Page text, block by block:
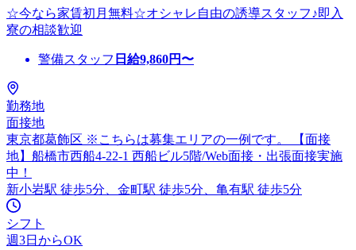
☆今なら家賃初月無料☆オシャレ自由の誘導スタッフ♪即入
寮の相談歓迎
警備スタッフ 日給9,860円〜
勤務地
面接地
東京都葛飾区 ※こちらは募集エリアの一例です。 【面接
地】船橋市西船4-22-1 西船ビル5階/Web面接・出張面接実施
中！
新小岩駅 徒歩5分、金町駅 徒歩5分、亀有駅 徒歩5分
シフト
週3日からOK